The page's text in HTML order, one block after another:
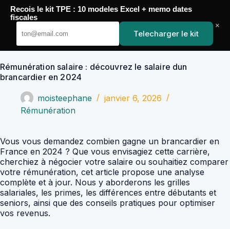
Passer
contenu
YoupiJobs
Rémunération salaire : découvrez le salaire dun
brancardier en 2024
moisteephane
janvier 6, 2026
Rémunération
Vous vous demandez combien gagne un brancardier en
France en 2024 ? Que vous envisagiez cette carrière,
cherchiez à négocier votre salaire ou souhaitiez comparer
votre rémunération, cet article propose une analyse
complète et à jour. Nous y aborderons les grilles
salariales, les primes, les différences entre débutants et
seniors, ainsi que des conseils pratiques pour optimiser
vos revenus.
Recois le kit TPE : 10 modeles Excel + memo dates
fiscales
Telecharger le kit
×